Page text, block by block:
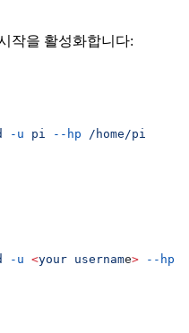
작을 활성화합니다:
-u pi --hp /home/pi
-u <your username> --hp